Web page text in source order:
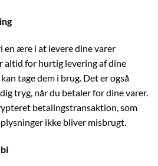
ære i at levere dine varer
altid for hurtig levering af dine
tage dem i brug. Det er også
tryg, når du betaler for dine varer.
betalingstransaktion, som
ikke bliver misbrugt.